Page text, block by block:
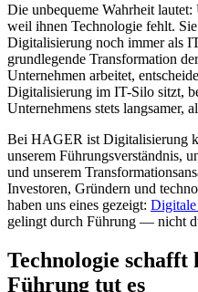
Die unbequeme Wahrheit
weil ihnen Technologie fehlt.
Digitalisierung noch immer als
grundlegende Transformation
Unternehmen arbeitet,
Digitalisierung im IT-Silo sitzt,
Unternehmens stets langsamer,
Bei HAGER ist Digitalisierung
unserem Führungsverständnis,
und unserem
Investoren, Gründern und
haben uns eines gezeigt: Digitale
gelingt durch Führung — nicht
Technologie
Führung tut es